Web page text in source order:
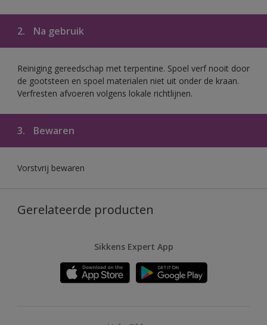
2. Na gebruik
Reiniging gereedschap met terpentine. Spoel verf nooit door
de gootsteen en spoel materialen niet uit onder de kraan.
Verfresten afvoeren volgens lokale richtlijnen.
3. Bewaren
Vorstvrij bewaren
Gerelateerde producten
Sikkens Expert App